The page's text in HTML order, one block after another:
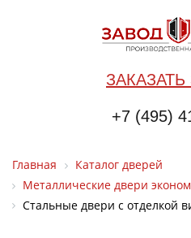
+7 (495)
Главная
Каталог дверей
Металлические двери эконом
Стальные двери с отделкой